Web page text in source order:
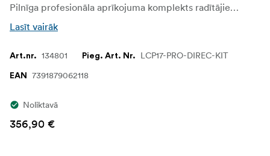
Pilnīga profesionāla aprīkojuma komplekts radītājiem, kuri vēlas visu. Ietilpst soma, rokturis, noņemams Bluetooth slēdzis, VND 2–5 filtrs, CineGold filtrs un ShortStache Everyday filtrs.
Lasīt vairāk
Art.nr. 134801 Pieg. Art. Nr. LCP17-PRO-DIREC-KIT
EAN 7391879062118
Noliktavā
356,90 €